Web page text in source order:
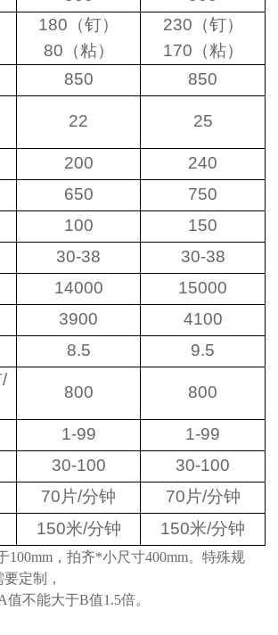
180 （钉）
80 （粘）
230 （钉）
170 （粘）
850
850
22 25
200
240
650
750
100
150
30-38
30-38
14000
15000
3900
4100
8.5
9.5
/
800 800
1-99
1-99
30-100
30-100
70片/分钟 70片/分钟
150米/分钟 150米/分钟
100mm ，拍齐*小尺寸400mm。特殊规
定制，
值不能大于B值1.5倍。